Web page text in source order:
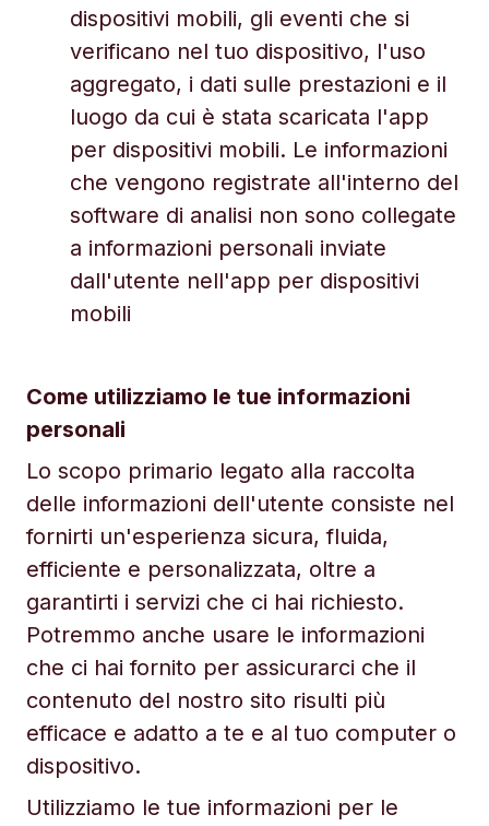
dispositivi mobili, gli eventi che si
verificano nel tuo dispositivo, l'uso
aggregato, i dati sulle prestazioni e il
luogo da cui è stata scaricata l'app
per dispositivi mobili. Le informazioni
che vengono registrate all'interno del
software di analisi non sono collegate
a informazioni personali inviate
dall'utente nell'app per dispositivi
mobili
Come utilizziamo le tue informazioni
personali
Lo scopo primario legato alla raccolta
delle informazioni dell'utente consiste nel
fornirti un'esperienza sicura, fluida,
efficiente e personalizzata, oltre a
garantirti i servizi che ci hai richiesto.
Potremmo anche usare le informazioni
che ci hai fornito per assicurarci che il
contenuto del nostro sito risulti più
efficace e adatto a te e al tuo computer o
dispositivo.
Utilizziamo le tue informazioni per le